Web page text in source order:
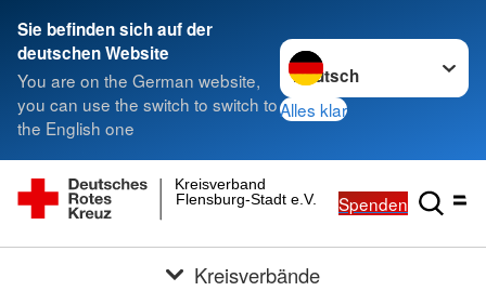
Sie befinden sich auf der
deutschen Website
You are on the German website,
you can use the switch to switch to
the English one
Sprache wechseln zu
Alles klar
Flensburg-Stadt e.V.
Kreisverband
Spenden
Kreisverbände